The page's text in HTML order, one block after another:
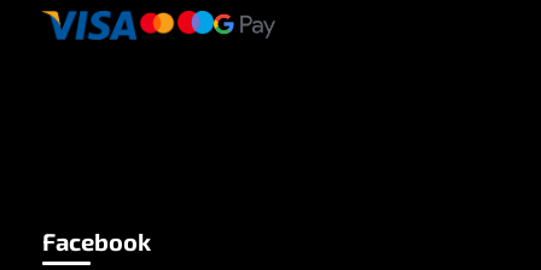
Facebook